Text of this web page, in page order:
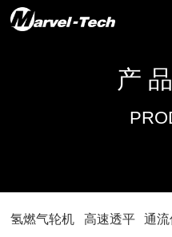
产
氢燃气轮机 高速透平 通